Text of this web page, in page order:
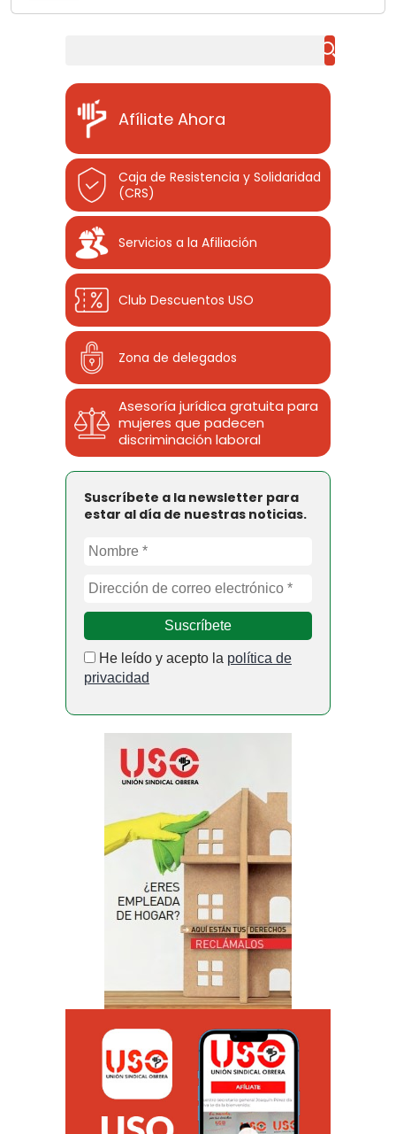
Afíliate Ahora
Caja de Resistencia y Solidaridad
(CRS)
Servicios a la Afiliación
Club Descuentos USO
Zona de delegados
Asesoría jurídica gratuita para
mujeres que padecen
discriminación laboral
Suscríbete a la newsletter para
estar al día de nuestras noticias.
He leído y acepto la política de
privacidad